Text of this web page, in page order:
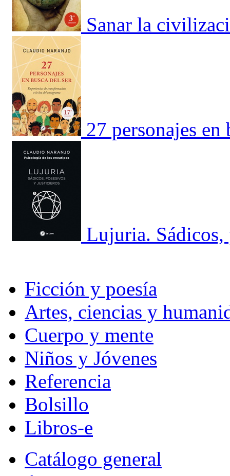
Sanar la
27 personajes en
Lujuria. Sádicos,
Ficción y poesía
Artes, ciencias y
Cuerpo y mente
Niños y Jóvenes
Referencia
Bolsillo
Libros-e
Catálogo general